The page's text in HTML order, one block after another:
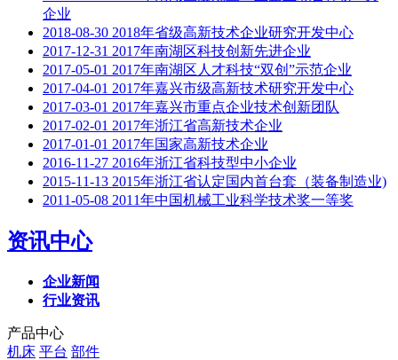
企业
2018-08-30 2018年省级高新技术企业研究开发中心
2017-12-31 2017年南湖区科技创新先进企业
2017-05-01 2017年南湖区人才科技“双创”示范企业
2017-04-01 2017年嘉兴市级高新技术研究开发中心
2017-03-01 2017年嘉兴市重点企业技术创新团队
2017-02-01 2017年浙江省高新技术企业
2017-01-01 2017年国家高新技术企业
2016-11-27 2016年浙江省科技型中小企业
2015-11-13 2015年浙江省认定国内首台套（装备制造业)
2011-05-08 2011年中国机械工业科学技术奖一等奖
资讯中心
企业新闻
行业资讯
产品中心
机床 平台 部件